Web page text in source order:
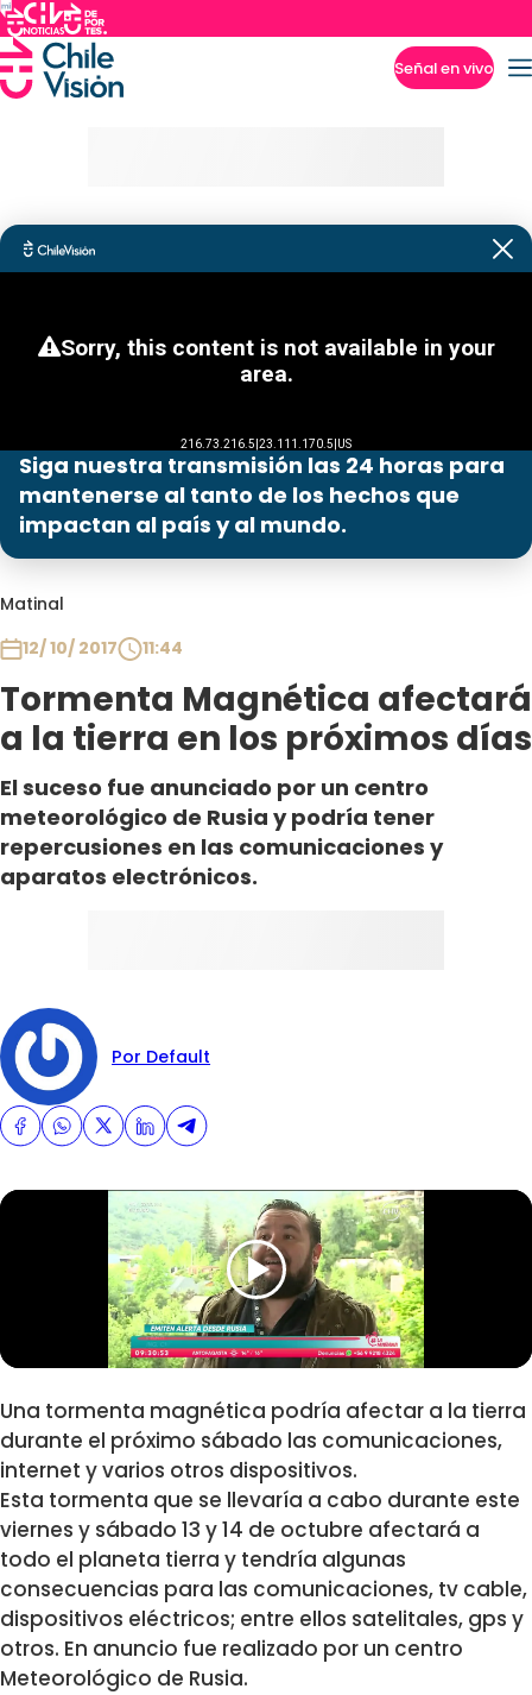
Señal en vivo
Siga nuestra transmisión las 24 horas para
mantenerse al tanto de los hechos que
impactan al país y al mundo.
Matinal
12/ 10/ 2017
11:44
Tormenta Magnética afectará
a la tierra en los próximos días
El suceso fue anunciado por un centro
meteorológico de Rusia y podría tener
repercusiones en las comunicaciones y
aparatos electrónicos.
Por Default
Una tormenta magnética podría afectar a la tierra
durante el próximo sábado las comunicaciones,
internet y varios otros dispositivos.
Esta tormenta que se llevaría a cabo durante este
viernes y sábado 13 y 14 de octubre afectará a
todo el planeta tierra y tendría algunas
consecuencias para las comunicaciones, tv cable,
dispositivos eléctricos; entre ellos satelitales, gps y
otros. En anuncio fue realizado por un centro
Meteorológico de Rusia.
Programas
Club De La Comedia
Contigo en Directo
Plan Perfecto
El Tiempo
Sabingo
Todos Los Programas